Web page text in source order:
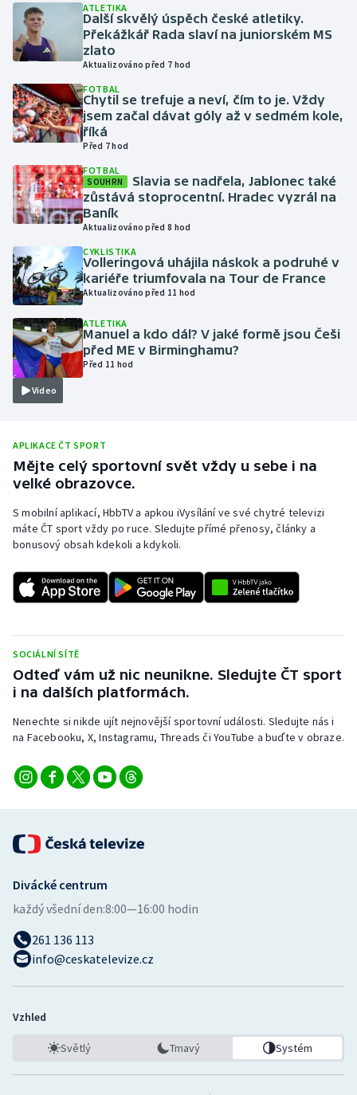
Golf
Gymnastika
Házená
Jezdectví
Judo
Krasobruslení
Lezení
Lyže a snowboard
Moderní pětiboj
Motorsport
Olympijské hry
Parasport
Plavání
Plážový volejbal
Rychlobruslení
Rychlostní kanoistika
Short track
Triatlon
Volejbal
Ostatní
ATLETIKA
Další skvělý úspěch české atletiky.
Překážkář Rada slaví na juniorském MS
zlato
Aktualizováno před 7 hod
FOTBAL
Chytil se trefuje a neví, čím to je. Vždy
jsem začal dávat góly až v sedmém kole,
říká
Před 7 hod
FOTBAL
SOUHRN
Slavia se nadřela, Jablonec také
zůstává stoprocentní. Hradec vyzrál na
Baník
Aktualizováno před 8 hod
CYKLISTIKA
Volleringová uhájila náskok a podruhé v
kariéře triumfovala na Tour de France
Aktualizováno před 11 hod
Video
ATLETIKA
Manuel a kdo dál? V jaké formě jsou Češi
před ME v Birminghamu?
Před 11 hod
APLIKACE ČT SPORT
Mějte celý sportovní svět vždy u sebe i na
velké obrazovce.
S mobilní aplikací, HbbTV a apkou iVysílání ve své chytré televizi
máte ČT sport vždy po ruce. Sledujte přímé přenosy, články a
bonusový obsah kdekoli a kdykoli.
SOCIÁLNÍ SÍTĚ
Odteď vám už nic neunikne. Sledujte ČT sport
i na dalších platformách.
Nenechte si nikde ujít nejnovější sportovní události. Sledujte nás i
na Facebooku, X, Instagramu, Threads či YouTube a buďte v obraze.
Divácké centrum
každý všední den:8:00—16:00 hodin
261 136 113
info@ceskatelevize.cz
Vzhled
Světlý Tmavý Systém